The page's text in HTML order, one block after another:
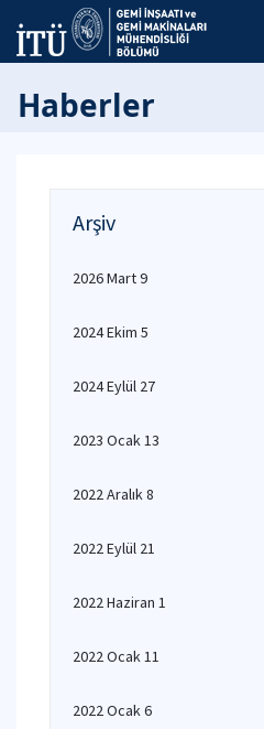
Haberler
Arşiv
2026 Mart 9
2024 Ekim 5
2024 Eylül 27
2023 Ocak 13
2022 Aralık 8
2022 Eylül 21
2022 Haziran 1
2022 Ocak 11
2022 Ocak 6